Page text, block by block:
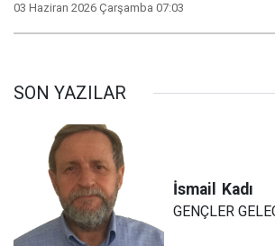
03 Haziran 2026 Çarşamba 07:03
SON YAZILAR
İsmail Kadı
GENÇLER